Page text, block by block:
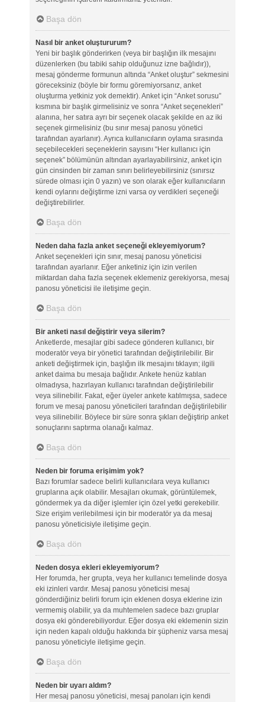
Başa dön
Nasıl bir anket oluştururum?
Yeni bir başlık gönderirken (veya bir başlığın ilk mesajını
düzenlerken (bu tabiki sahip olduğunuz izne bağlıdır)),
mesaj gönderme formunun altında “Anket oluştur” sekmesini
göreceksiniz (böyle bir formu göremiyorsanız, anket
oluşturma yetkiniz yok demektir). Anket için “Anket sorusu”
kısmına bir başlık girmelisiniz ve sonra “Anket seçenekleri”
alanına, her satıra ayrı bir seçenek olacak şekilde en az iki
seçenek girmelisiniz (bu sınır mesaj panosu yönetici
tarafından ayarlanır). Ayrıca kullanıcıların oylama sırasında
seçebilecekleri seçeneklerin sayısını “Her kullanıcı için
seçenek” bölümünün altından ayarlayabilirsiniz, anket için
gün cinsinden bir zaman sınırı belirleyebilirsiniz (sınırsız
sürede olması için 0 yazın) ve son olarak eğer kullanıcıların
kendi oylarını değiştirme izni varsa oy verdikleri seçeneği
değiştirebilirler.
Başa dön
Neden daha fazla anket seçeneği ekleyemiyorum?
Anket seçenekleri için sınır, mesaj panosu yöneticisi
tarafından ayarlanır. Eğer anketiniz için izin verilen
miktardan daha fazla seçenek eklemeniz gerekiyorsa, mesaj
panosu yöneticisi ile iletişime geçin.
Başa dön
Bir anketi nasıl değiştirir veya silerim?
Anketlerde, mesajlar gibi sadece gönderen kullanıcı, bir
moderatör veya bir yönetici tarafından değiştirilebilir. Bir
anketi değiştirmek için, başlığın ilk mesajını tıklayın; ilgili
anket daima bu mesaja bağlıdır. Ankete henüz katılan
olmadıysa, hazırlayan kullanıcı tarafından değiştirilebilir
veya silinebilir. Fakat, eğer üyeler ankete katılmışsa, sadece
forum ve mesaj panosu yöneticileri tarafından değiştirilebilir
veya silinebilir. Böylece bir süre sonra şıkları değiştirip anket
sonuçlarını saptırma olanağı kalmaz.
Başa dön
Neden bir foruma erişimim yok?
Bazı forumlar sadece belirli kullanıcılara veya kullanıcı
gruplarına açık olabilir. Mesajları okumak, görüntülemek,
göndermek ya da diğer işlemler için özel yetki gerekebilir.
Size erişim verilebilmesi için bir moderatör ya da mesaj
panosu yöneticisiyle iletişime geçin.
Başa dön
Neden dosya ekleri ekleyemiyorum?
Her forumda, her grupta, veya her kullanıcı temelinde dosya
eki izinleri vardır. Mesaj panosu yöneticisi mesaj
gönderdiğiniz belirli forum için eklenen dosya eklerine izin
vermemiş olabilir, ya da muhtemelen sadece bazı gruplar
dosya eki gönderebiliyordur. Eğer dosya eki eklemenin sizin
için neden kapalı olduğu hakkında bir şüpheniz varsa mesaj
panosu yöneticiyle iletişime geçin.
Başa dön
Neden bir uyarı aldım?
Her mesaj panosu yöneticisi, mesaj panoları için kendi